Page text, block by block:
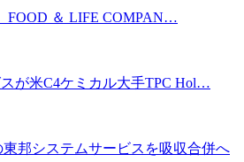
FOOD ＆ LIFE COMPAN…
が米C4ケミカル大手TPC Hol…
邦システムサービスを吸収合併へ